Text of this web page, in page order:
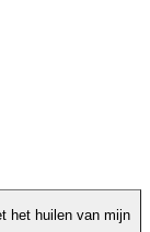
het huilen van mijn